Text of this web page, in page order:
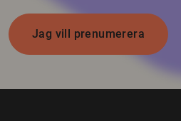
Jag vill prenumerera